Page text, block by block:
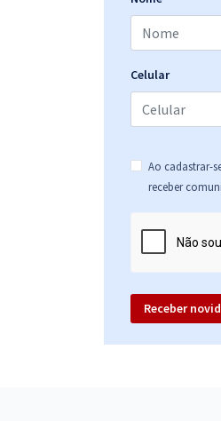
Celular
Ao cadastrar-
receber
Receber